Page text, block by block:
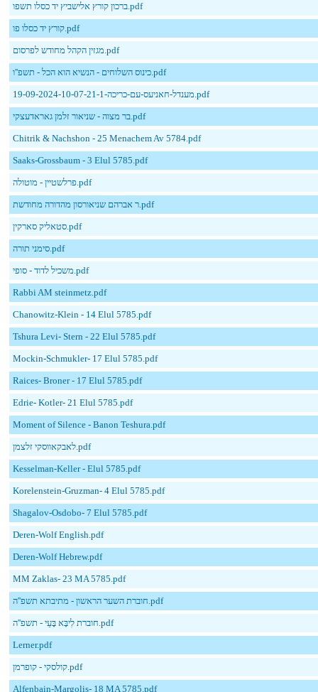
ברכון קורץ אלישביץ יד כסלו תשפו.pdf
קורץ יד כסלו פו.pdf
מגזין הקהל מחודש לפרסום.pdf
כינוס השלוחים - הנשיא הוא הכל - תשפ''ו.pdf
19-09-2024-10-07-21-מענדל-חאניעס-עם-כריכה-1.pdf
בר מצוה - שניאור זלמן גאראדעצקי.pdf
Chitrik & Nachshon - 25 Menachem Av 5784.pdf
Saaks-Grossbaum - 3 Elul 5785.pdf
פרלשטיין - מוטולה.pdf
ר אברהם שניאורסון מהדורה מחודשת.pdf
סטאליק סארקין.pdf
סימני תורה.pdf
משכיל לדוד - סופי.pdf
Rabbi AM steinmetz.pdf
Chanowitz-Klein - 14 Elul 5785.pdf
Tshura Levi- Stern - 22 Elul 5785.pdf
Mockin-Schmukler- 17 Elul 5785.pdf
Raices- Broner - 17 Elul 5785.pdf
Edrie- Kotler- 21 Elul 5785.pdf
Moment of Silence - Banon Teshura.pdf
לאבקאווסקי זלצמן.pdf
Kesselman-Keller - Elul 5785.pdf
Korelenstein-Gruzman- 4 Elul 5785.pdf
Shagalov-Osdobo- 7 Elul 5785.pdf
Deren-Wolf English.pdf
Deren-Wolf Hebrew.pdf
MM Zaklas- 23 MA 5785.pdf
חוברת השער הראשון - מתיבתא תשפ''ה.pdf
חוברת לִיבָּא בָּעֵי - תשפ''ה.pdf
Lerner.pdf
קולסקי - קופרמן.pdf
Alfenbain-Margolis- 18 MA 5785.pdf